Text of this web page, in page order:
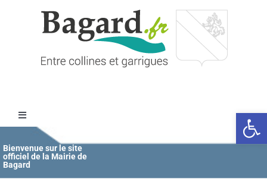
Ouvrir
Toggle
Navigation
Accueil
Bienvenue sur le site
officiel de la Mairie de
Bagard